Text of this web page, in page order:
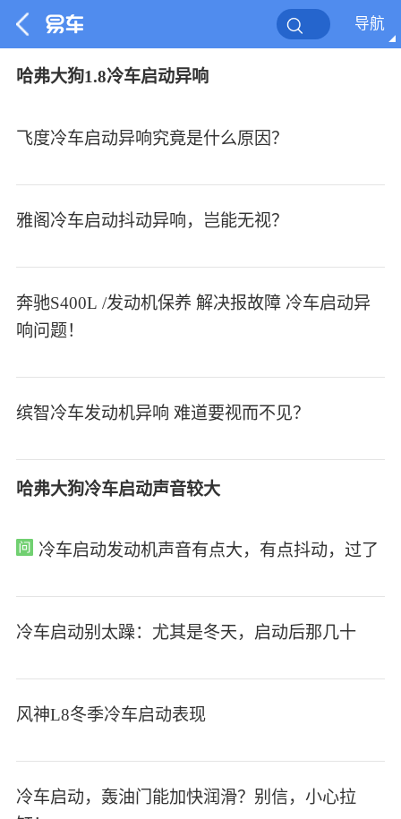
导航
哈弗大狗1.8冷车启动异响
飞度冷车启动异响究竟是什么原因？
雅阁冷车启动抖动异响，岂能无视？
奔驰S400L /发动机保养 解决报故障 冷车启动异
响问题！
缤智冷车发动机异响 难道要视而不见？
哈弗大狗冷车启动声音较大
冷车启动发动机声音有点大，有点抖动，过了
冷车启动别太躁：尤其是冬天，启动后那几十
风神L8冬季冷车启动表现
冷车启动，轰油门能加快润滑？别信，小心拉